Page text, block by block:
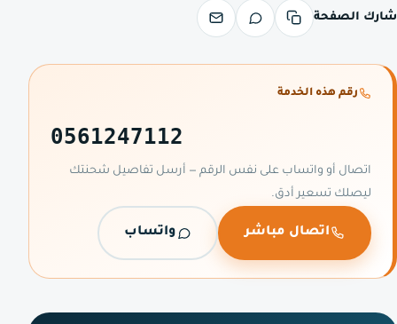
شارك الصفحة
رقم هذه الخدمة
0561247112
اتصال أو واتساب على نفس الرقم — أرسل تفاصيل شحنتك
ليصلك تسعير أدق.
اتصال مباشر واتساب